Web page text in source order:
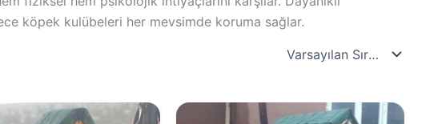
köpek kulübeleri her mevsimde koruma sağlar.